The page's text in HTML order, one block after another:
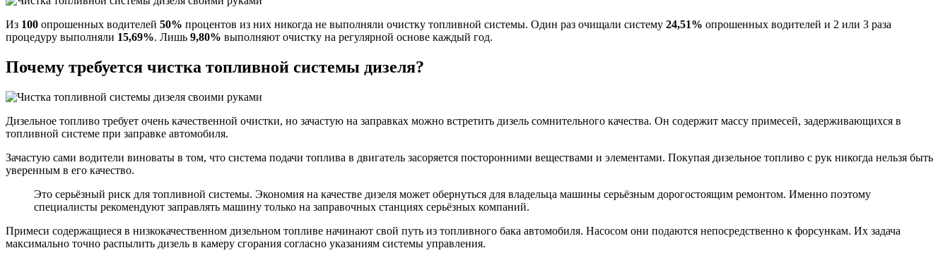
Из 100 опрошенных водителей 50% процентов из них никогда не выполняли очистку топливной системы. Один раз очищали систему 24,51% опрошенных водителей и 2 или 3 раза
процедуру выполняли 15,69%. Лишь 9,80% выполняют очистку на регулярной основе каждый год.
Почему требуется чистка топливной системы дизеля?
Дизельное топливо требует очень качественной очистки, но зачастую на заправках можно встретить дизель сомнительного качества. Он содержит массу примесей, задерживающихся в
топливной системе при заправке автомобиля.
Зачастую сами водители виноваты в том, что система подачи топлива в двигатель засоряется посторонними веществами и элементами. Покупая дизельное топливо с рук никогда нельзя быть
уверенным в его качество.
Это серьёзный риск для топливной системы. Экономия на качестве дизеля может обернуться для владельца машины серьёзным дорогостоящим ремонтом. Именно поэтому
специалисты рекомендуют заправлять машину только на заправочных станциях серьёзных компаний.
Примеси содержащиеся в низкокачественном дизельном топливе начинают свой путь из топливного бака автомобиля. Насосом они подаются непосредственно к форсункам. Их задача
максимально точно распылить дизель в камеру сгорания согласно указаниям системы управления.